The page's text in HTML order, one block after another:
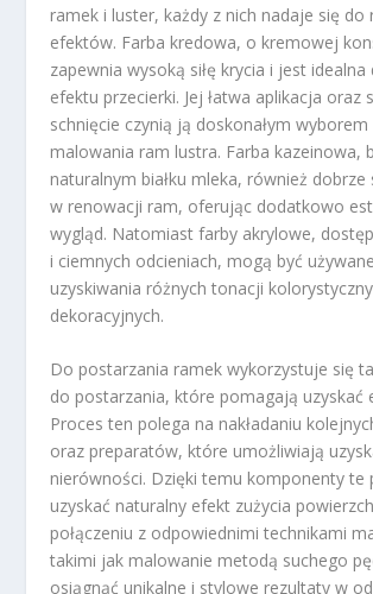
ramek i luster, każdy z nich nadaje się do
efektów. Farba kredowa, o kremowej
zapewnia wysoką siłę krycia i jest
efektu przecierki. Jej łatwa aplikacja oraz
schnięcie czynią ją doskonałym wyborem
malowania ram lustra. Farba kazeinowa,
naturalnym białku mleka, również dobrze
w renowacji ram, oferując dodatkowo
wygląd. Natomiast farby akrylowe,
i ciemnych odcieniach, mogą być
uzyskiwania różnych tonacji
dekoracyjnych.
Do postarzania ramek wykorzystuje się
do postarzania, które pomagają uzyskać
Proces ten polega na nakładaniu
oraz preparatów, które umożliwiają
nierówności. Dzięki temu komponenty te
uzyskać naturalny efekt zużycia
połączeniu z odpowiednimi technikami
takimi jak malowanie metodą suchego
osiągnąć unikalne i stylowe rezultaty w